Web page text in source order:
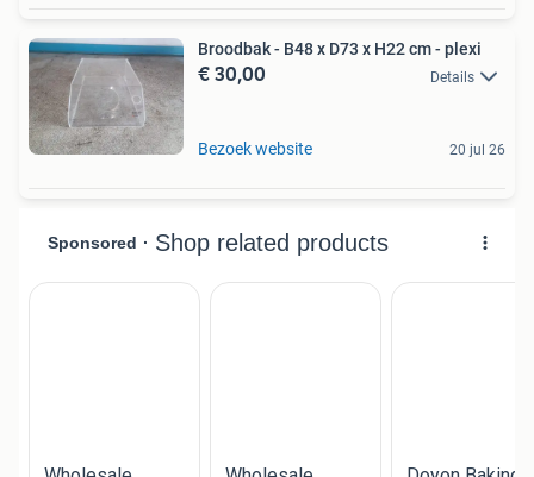
Broodbak - B48 x D73 x H22 cm - plexi
€ 30,00 Details
Bezoek website 20 jul 26